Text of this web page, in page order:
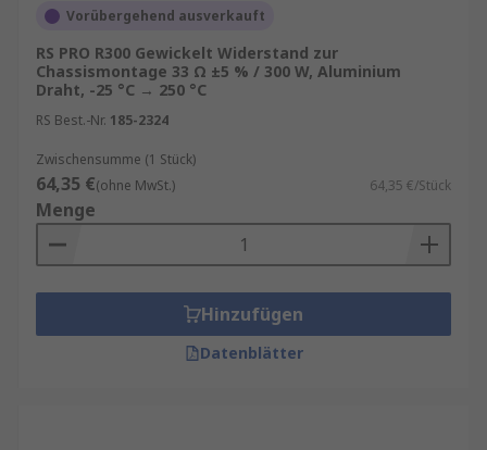
Vorübergehend ausverkauft
RS PRO R300 Gewickelt Widerstand zur
Chassismontage 33 Ω ±5 % / 300 W, Aluminium
Draht, -25 °C → 250 °C
RS Best.-Nr. 185-2324
Zwischensumme (1 Stück)
64,35 €(ohne MwSt.) 64,35 €/Stück
Menge
Hinzufügen
Datenblätter